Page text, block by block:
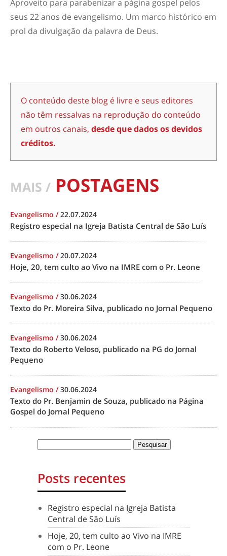
Aproveito para parabenizar a página gospel pelos
seus 22 anos de evangelismo. Um marco histórico em
prol da divulgação da palavra de Deus.
O conteúdo deste blog é livre e seus editores
não têm ressalvas na reprodução do conteúdo
em outros canais, desde que dados os devidos
créditos.
MAIS / POSTAGENS
Evangelismo /22.07.2024
Registro especial na Igreja Batista Central de São Luís
Evangelismo /20.07.2024
Hoje, 20, tem culto ao Vivo na IMRE com o Pr. Leone
Evangelismo /30.06.2024
Texto do Pr. Moreira Silva, publicado no Jornal Pequeno
Evangelismo /30.06.2024
Texto do Roberto Veloso, publicado na PG do Jornal
Pequeno
Evangelismo /30.06.2024
Texto do Pr. Benjamin de Souza, publicado na Página
Gospel do Jornal Pequeno
Posts recentes
Registro especial na Igreja Batista
Central de São Luís
Hoje, 20, tem culto ao Vivo na IMRE
com o Pr. Leone